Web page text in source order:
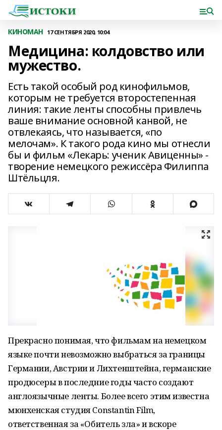
КИНОМАН 17 СЕНТЯБРЯ 2020, 10:04
Медицина: колдовство или
мужество.
Есть такой особый род кинофильмов,
которым не требуется второстепенная
линия: такие ленты способны привлечь
ваше внимание основной канвой, не
отвлекаясь, что называется, «по
мелочам». К такого рода кино мы отнесли
бы и фильм «Лекарь: ученик Авиценны» -
творение немецкого режиссёра Филиппа
Штёльцля.
Прекрасно понимая, что фильмам на немецком
языке почти невозможно выбраться за границы
Германии, Австрии и Лихтенштейна, германские
продюсеры в последние годы часто создают
англоязычные ленты. Более всего этим известна
мюнхенская студия Constantin Film,
ответственная за «Обитель зла» и вскоре